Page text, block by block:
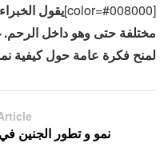
[color=#008000]
يقول
مختلفة حتى وهو داخل
لمنح فكرة عامة حول كيفية
نمو و تطور الجنين في